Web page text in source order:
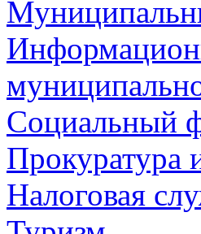
Социальный
Прокуратура
Налоговая